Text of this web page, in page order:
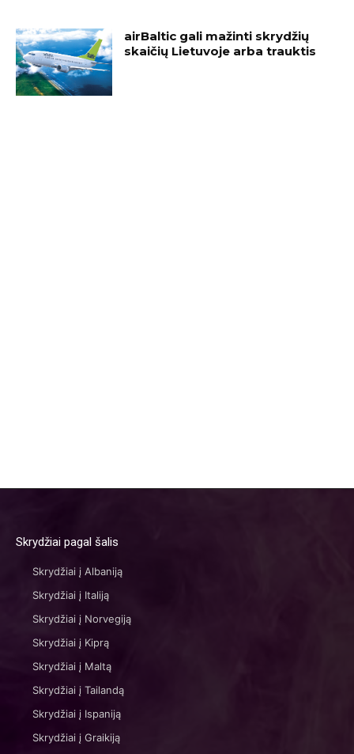
airBaltic gali mažinti skrydžių
skaičių Lietuvoje arba trauktis
Skrydžiai pagal šalis
Skrydžiai į Albaniją
Skrydžiai į Italiją
Skrydžiai į Norvegiją
Skrydžiai į Kiprą
Skrydžiai į Maltą
Skrydžiai į Tailandą
Skrydžiai į Ispaniją
Skrydžiai į Graikiją